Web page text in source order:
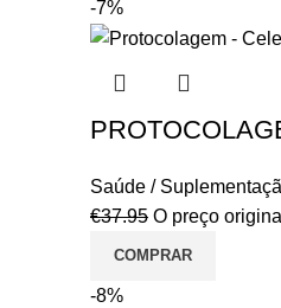
-7%
Saúde /
€37.95 O preço
COMPRAR
-8%